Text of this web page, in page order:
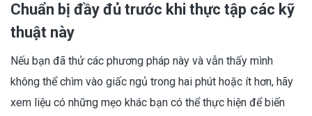
Chuẩn bị đầy đủ trước khi thực tập các kỹ
thuật này
Nếu bạn đã thử các phương pháp này và vẫn thấy mình
không thể chìm vào giấc ngủ trong hai phút hoặc ít hơn, hãy
xem liệu có những mẹo khác bạn có thể thực hiện để biến